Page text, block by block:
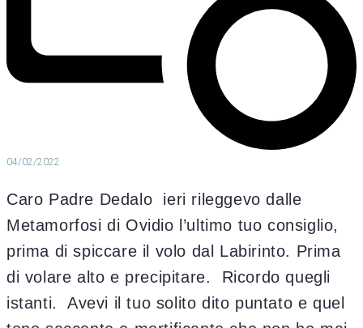
04/02/2022
Caro Padre Dedalo ieri rileggevo dalle
Metamorfosi di Ovidio l’ultimo tuo consiglio,
prima di spiccare il volo dal Labirinto. Prima
di volare alto e precipitare. Ricordo quegli
istanti. Avevi il tuo solito dito puntato e quel